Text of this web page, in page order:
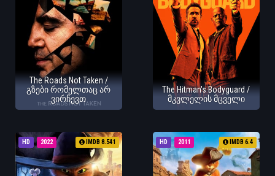
The Roads Not Taken /
გზები რომელთაც არ
ვირჩევთ
The Hitman's Bodyguard /
მკვლელის მცველი
HD 2022 IMDB 8.541 HD 2011 IMDB 6.4